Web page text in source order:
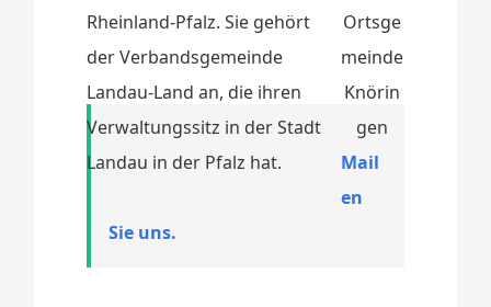
Rheinland-Pfalz. Sie gehört
der Verbandsgemeinde
Landau-Land an, die ihren
Verwaltungssitz in der Stadt
Landau in der Pfalz hat.
Mail
en
Sie uns.